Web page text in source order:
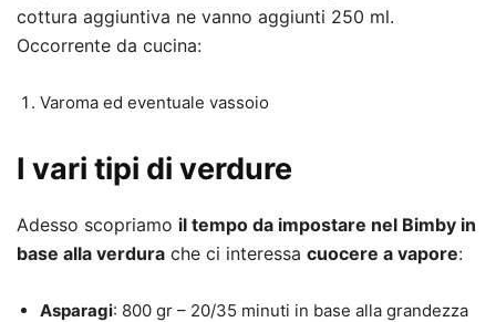
cottura aggiuntiva ne vanno aggiunti 250 ml.
Occorrente da cucina:
Varoma ed eventuale vassoio
I vari tipi di verdure
Adesso scopriamo il tempo da impostare nel Bimby in
base alla verdura che ci interessa cuocere a vapore:
Asparagi: 800 gr – 20/35 minuti in base alla grandezza